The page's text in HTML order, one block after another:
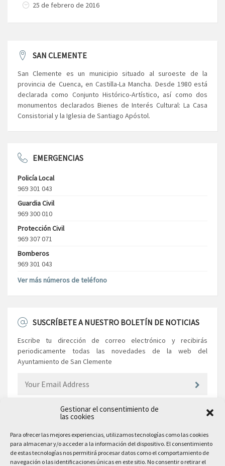
Gestionar el consentimiento de
las cookies
Para ofrecer las mejores experiencias, utilizamos tecnologías como las cookies
para almacenar y/o acceder a la información del dispositivo. El consentimiento
de estas tecnologías nos permitirá procesar datos como el comportamiento de
navegación o las identificaciones únicas en este sitio. No consentir o retirar el
25 de febrero de 2016
SAN CLEMENTE
San Clemente es un municipio situado al suroeste de la
provincia de Cuenca, en Castilla-La Mancha. Desde 1980 está
declarada como Conjunto Histórico-Artístico, así como dos
monumentos declarados Bienes de Interés Cultural: La Casa
Consistorial y la Iglesia de Santiago Apóstol.
EMERGENCIAS
Policía Local
969 301 043
Guardia Civil
969 300 010
Protección Civil
969 307 071
Bomberos
969 301 043
Ver más números de teléfono
SUSCRÍBETE A NUESTRO BOLETÍN DE NOTICIAS
Escribe tu dirección de correo electrónico y recibirás
periodicamente todas las novedades de la web del
Ayuntamiento de San Clemente
EL AYUNTAMIENTO
Plaza Mayor, 10
San Clemente, 16600, Cuenca